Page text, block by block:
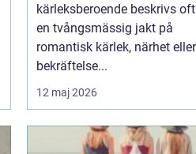
kärleksberoende beskrivs
en tvångsmässig jakt på
romantisk kärlek, närhet eller
bekräftelse...
12 maj 2026